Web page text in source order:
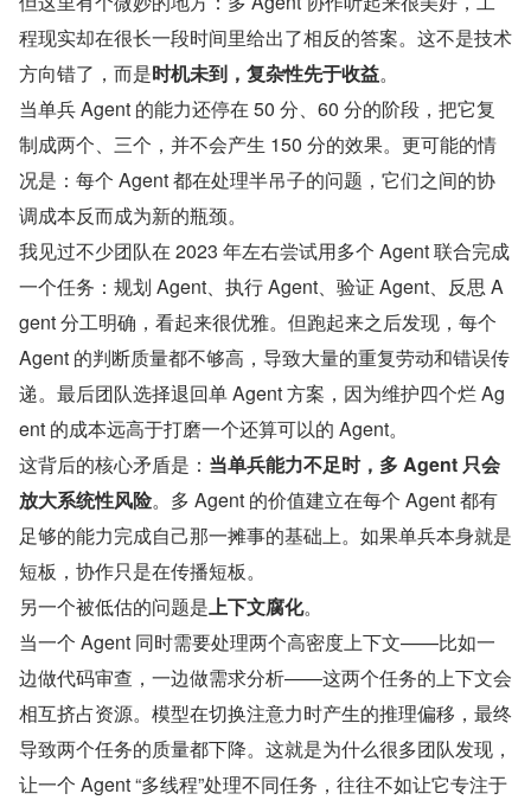
程现实却在很长一段时间里给出了相反的答案。这不是技术
方向错了，而是时机未到，复杂性先于收益。
当单兵 Agent 的能力还停在 50 分、60 分的阶段，把它复
制成两个、三个，并不会产生 150 分的效果。更可能的情
况是：每个 Agent 都在处理半吊子的问题，它们之间的协
调成本反而成为新的瓶颈。
我见过不少团队在 2023 年左右尝试用多个 Agent 联合完成
一个任务：规划 Agent、执行 Agent、验证 Agent、反思 A
gent 分工明确，看起来很优雅。但跑起来之后发现，每个
Agent 的判断质量都不够高，导致大量的重复劳动和错误传
递。最后团队选择退回单 Agent 方案，因为维护四个烂 Ag
ent 的成本远高于打磨一个还算可以的 Agent。
这背后的核心矛盾是： 当单兵能力不足时，多 Agent 只会
放大系统性风险。多 Agent 的价值建立在每个 Agent 都有
足够的能力完成自己那一摊事的基础上。如果单兵本身就是
短板，协作只是在传播短板。
另一个被低估的问题是上下文腐化。
当一个 Agent 同时需要处理两个高密度上下文——比如一
边做代码审查，一边做需求分析——这两个任务的上下文会
相互挤占资源。模型在切换注意力时产生的推理偏移，最终
导致两个任务的质量都下降。这就是为什么很多团队发现，
让一个 Agent “多线程”处理不同任务，往往不如让它专注于